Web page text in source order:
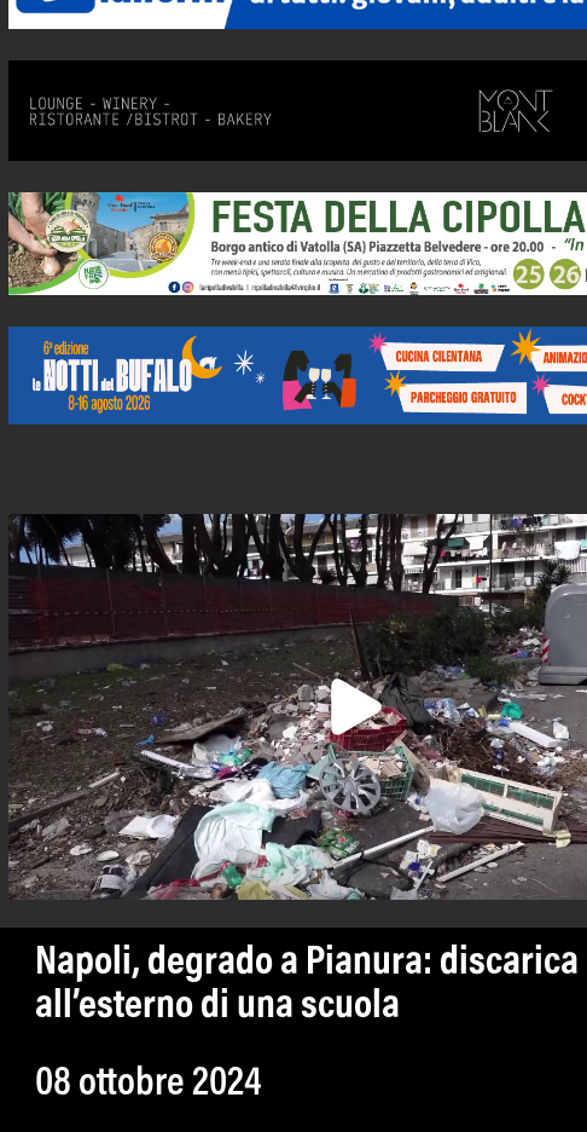
Napoli, degrado a Pianura: discarica
all’esterno di una scuola
08 ottobre 2024